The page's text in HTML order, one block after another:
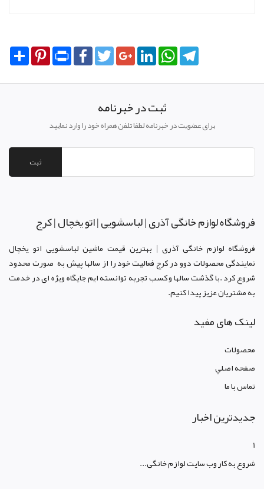
Share PinterestPrint FacebookTwitterGoogle+LinkedInWhatsApp
ثبت در خبرنامه
برای عضویت در خبرنامه لطفا تلفن همراه خود را وارد نمایید
ثبت
فروشگاه لوازم خانگی آذری | لباسشویی | اتو یخچال | کرج
فروشگاه لوازم خانگی آذری | بهترین قیمت ماشین لباسشویی اتو یخچال
نمایندگی محصولات دوو در کرجفعالیت خود را از سالها پیش به صورت محدود
شروع کرد .با گذشت سالها و کسب تجربه توانسته ایم جایگاه ویژه ای در خدمت
به مشتریان عزیز پیدا کنیم.
لینک های مفید
محصولات
صفحه اصلي
تماس با ما
جدیدترین اخبار
1
شروع به کار وب سایت لوازم خانگی...